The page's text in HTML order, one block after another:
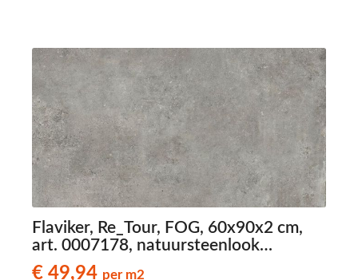
Flaviker, Re_Tour, FOG, 60x90x2 cm,
art. 0007178, natuursteenlook
terrastegels
€ 49,94 per m2